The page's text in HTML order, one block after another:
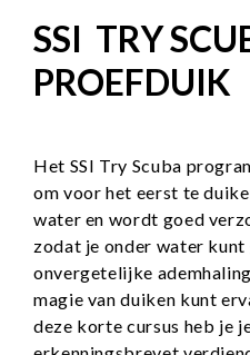
SSI TRY
PROEFDUIK
Het SSI Try Scuba
om voor het eerst te
water en wordt goed
zodat je onder water kunt
onvergetelijke
magie van duiken kunt
deze korte cursus heb je